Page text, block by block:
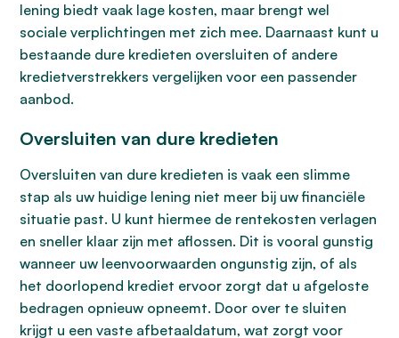
lening biedt vaak lage kosten, maar brengt wel
sociale verplichtingen met zich mee. Daarnaast kunt u
bestaande dure kredieten oversluiten of andere
kredietverstrekkers vergelijken voor een passender
aanbod.
Oversluiten van dure kredieten
Oversluiten van dure kredieten is vaak een slimme
stap als uw huidige lening niet meer bij uw financiële
situatie past. U kunt hiermee de rentekosten verlagen
en sneller klaar zijn met aflossen. Dit is vooral gunstig
wanneer uw leenvoorwaarden ongunstig zijn, of als
het doorlopend krediet ervoor zorgt dat u afgeloste
bedragen opnieuw opneemt. Door over te sluiten
krijgt u een vaste afbetaaldatum, wat zorgt voor